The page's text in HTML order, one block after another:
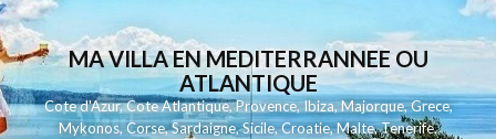
MA VILLA EN MEDITERRANNEE OU
ATLANTIQUE
Cote d'Azur,Cote Atlantique,Provence,Ibiza,Majorque,Grece,
Mykonos,Corse,Sardaigne,Sicile,Croatie,Malte,Tenerife,